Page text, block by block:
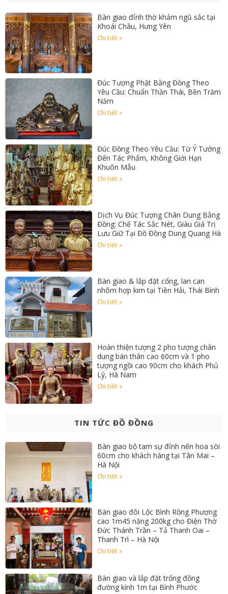
Bàn giao đỉnh thờ khảm ngũ sắc tại
Khoái Châu, Hưng Yên
Chi tiết »
Đúc Tượng Phật Bằng Đồng Theo
Yêu Cầu: Chuẩn Thần Thái, Bền Trăm
Năm
Chi tiết »
Đúc Đồng Theo Yêu Cầu: Từ Ý Tưởng
Đến Tác Phẩm, Không Giới Hạn
Khuôn Mẫu
Chi tiết »
Dịch Vụ Đúc Tượng Chân Dung Bằng
Đồng: Chế Tác Sắc Nét, Giàu Giá Trị
Lưu Giữ Tại Đồ Đồng Dung Quang Hà
Chi tiết »
Bàn giao & lắp đặt cổng, lan can
nhôm hợp kim tại Tiền Hải, Thái Bình
Chi tiết »
Hoàn thiện tượng 2 pho tượng chân
dung bán thân cao 60cm và 1 pho
tượng ngồi cao 90cm cho khách Phủ
Lý, Hà Nam
Chi tiết »
TIN TỨC ĐỒ ĐỒNG
Bàn giao bộ tam sự đỉnh nến hoa sòi
60cm cho khách hàng tại Tân Mai –
Hà Nội
Chi tiết »
Bàn giao đôi Lộc Bình Rồng Phượng
cao 1m45 nặng 200kg cho Điện Thờ
Đức Thánh Trần – Tả Thanh Oai –
Thanh Trì – Hà Nội
Chi tiết »
Bàn giao và lắp đặt trống đồng
đường kính 1m tại Bình Phước